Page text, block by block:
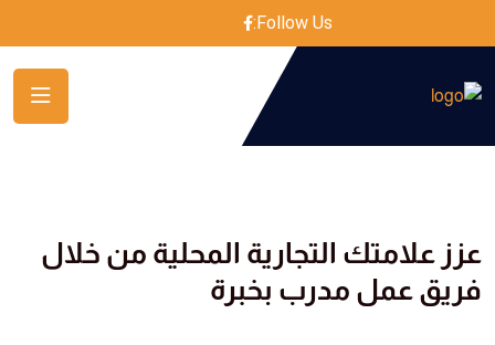
Follow Us:
عزز علامتك التجارية المحلية من خلال
فريق عمل مدرب بخبرة